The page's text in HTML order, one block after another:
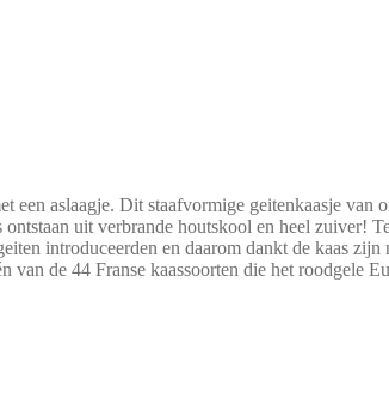
een aslaagje. Dit staafvormige geitenkaasje
uit verbrande houtskool en heel zuiver!
introduceerden en daarom dankt de kaas
van de 44 Franse kaassoorten die het